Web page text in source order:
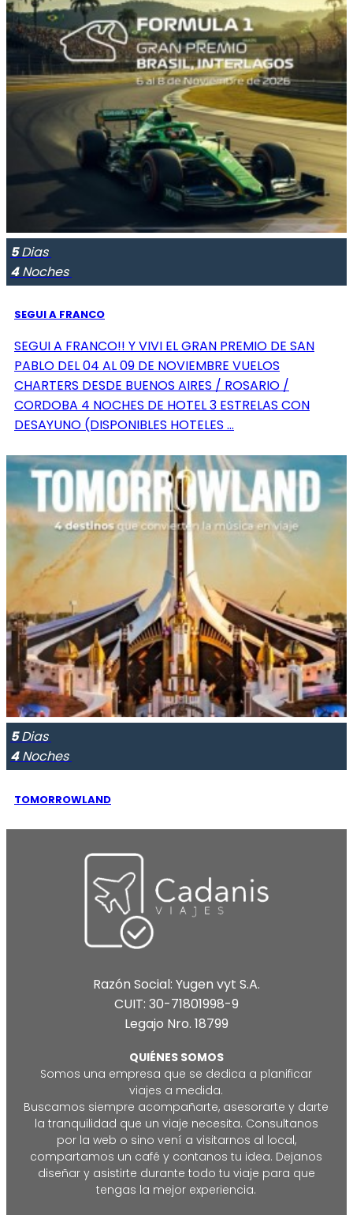
5Dias
4Noches
SEGUI A FRANCO
SEGUI A FRANCO!! Y VIVI EL GRAN PREMIO DE SAN
PABLO DEL 04 AL 09 DE NOVIEMBRE VUELOS
CHARTERS DESDE BUENOS AIRES / ROSARIO /
CORDOBA 4 NOCHES DE HOTEL 3 ESTRELAS CON
DESAYUNO (DISPONIBLES HOTELES ...
5Dias
4Noches
TOMORROWLAND
Razón Social: Yugen vyt S.A.
CUIT: 30-71801998-9
Legajo Nro. 18799
QUIÉNES SOMOS
Somos una empresa que se dedica a planificar
viajes a medida.
Buscamos siempre acompañarte, asesorarte y darte
la tranquilidad que un viaje necesita. Consultanos
por la web o sino vení a visitarnos al local,
compartamos un café y contanos tu idea. Dejanos
diseñar y asistirte durante todo tu viaje para que
tengas la mejor experiencia.